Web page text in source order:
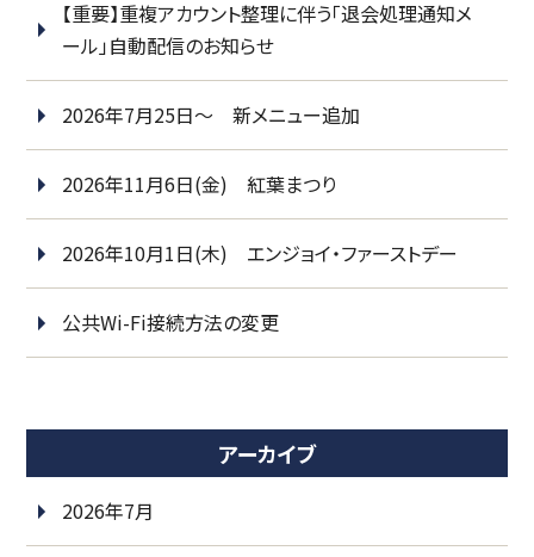
【重要】重複アカウント整理に伴う「退会処理通知メ
ール」自動配信のお知らせ
2026年7月25日～ 新メニュー追加
2026年11月6日(金) 紅葉まつり
2026年10月1日(木) エンジョイ・ファーストデー
公共Wi-Fi接続方法の変更
アーカイブ
2026年7月